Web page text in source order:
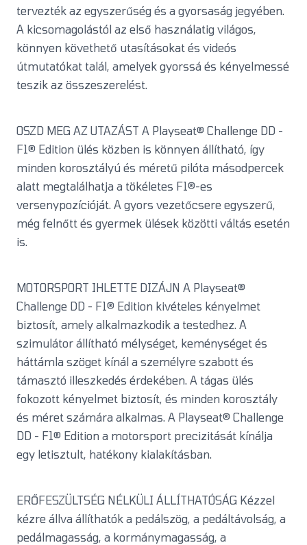
tervezték az egyszerűség és a gyorsaság jegyében.
A kicsomagolástól az első használatig világos,
könnyen követhető utasításokat és videós
útmutatókat talál, amelyek gyorssá és kényelmessé
teszik az összeszerelést.
OSZD MEG AZ UTAZÁST A Playseat® Challenge DD -
F1® Edition ülés közben is könnyen állítható, így
minden korosztályú és méretű pilóta másodpercek
alatt megtalálhatja a tökéletes F1®-es
versenypozícióját. A gyors vezetőcsere egyszerű,
még felnőtt és gyermek ülések közötti váltás esetén
is.
MOTORSPORT IHLETTE DIZÁJN A Playseat®
Challenge DD - F1® Edition kivételes kényelmet
biztosít, amely alkalmazkodik a testedhez. A
szimulátor állítható mélységet, keménységet és
háttámla szöget kínál a személyre szabott és
támasztó illeszkedés érdekében. A tágas ülés
fokozott kényelmet biztosít, és minden korosztály
és méret számára alkalmas. A Playseat® Challenge
DD - F1® Edition a motorsport precizitását kínálja
egy letisztult, hatékony kialakításban.
ERŐFESZÜLTSÉG NÉLKÜLI ÁLLÍTHATÓSÁG Kézzel
kézre állva állíthatók a pedálszög, a pedáltávolság, a
pedálmagasság, a kormánymagasság, a